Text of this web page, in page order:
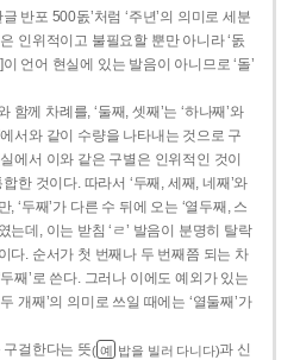
반포 500돐’처럼 ‘주년’의 의미로 세분
인위적이고 불필요할 뿐만 아니라 ‘돐
언어 현실에 있는 발음이 아니므로 ‘돌’
함께 차례를, ‘둘째, 셋째’는 ‘하나째’와
서와 같이 수량을 나타내는 것으로 구
에서 이와 같은 구별은 인위적인 것이
한 것이다. 따라서 ‘두째, 세째, 네째’와
‘두째’가 다른 수 뒤에 오는 ‘열두째, 스
는데, 이는 받침 ‘ㄹ’ 발음이 분명히 탈락
다. 순서가 첫 번째나 두 번째쯤 되는 차
째’로 쓴다. 그러나 이에도 예외가 있는
개째’의 의미로 쓰일 때에는 ‘열둘째’가
구걸한다는 뜻( 예 밥을 빌러 다니다)과 신